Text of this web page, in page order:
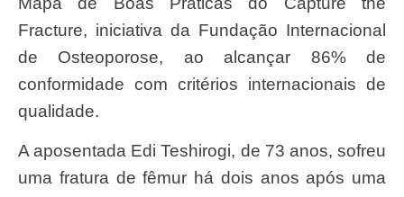
Fracture, iniciativa da Fundação Internacional
de Osteoporose, ao alcançar 86% de
conformidade com critérios internacionais de
qualidade.
A aposentada Edi Teshirogi, de 73 anos, sofreu
uma fratura de fêmur há dois anos após uma